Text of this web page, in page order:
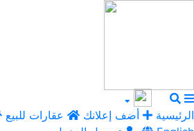
الرئيسية أضف إعلانك عقارات للبيع